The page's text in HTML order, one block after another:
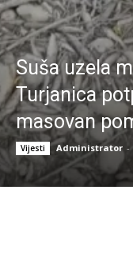
Suša uzela
Turjanica
masovan
Vijesti Administrator -